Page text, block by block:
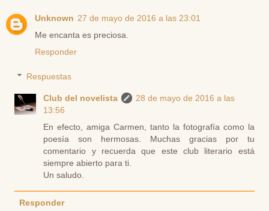
Unknown 27 de mayo de 2016 a las 23:01
Me encanta es preciosa.
Responder
Respuestas
Club del novelista
28 de mayo de 2016 a las
13:56
En efecto, amiga Carmen, tanto la fotografía como la
poesía son hermosas. Muchas gracias por tu
comentario y recuerda que este club literario está
siempre abierto para ti.
Un saludo.
Responder